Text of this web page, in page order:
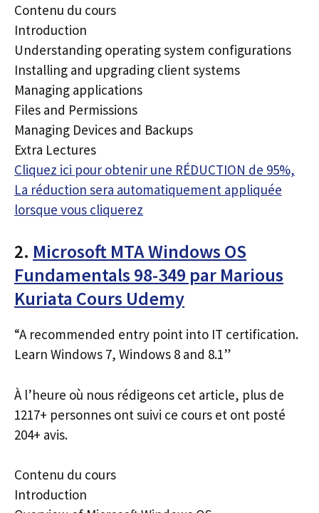
Contenu du cours
Introduction
Understanding operating system configurations
Installing and upgrading client systems
Managing applications
Files and Permissions
Managing Devices and Backups
Extra Lectures
Cliquez ici pour obtenir une RÉDUCTION de 95%,
La réduction sera automatiquement appliquée
lorsque vous cliquerez
2. Microsoft MTA Windows OS
Fundamentals 98-349 par Marious
Kuriata Cours Udemy
“A recommended entry point into IT certification.
Learn Windows 7, Windows 8 and 8.1”
À l’heure où nous rédigeons cet article, plus de
1217+ personnes ont suivi ce cours et ont posté
204+ avis.
Contenu du cours
Introduction